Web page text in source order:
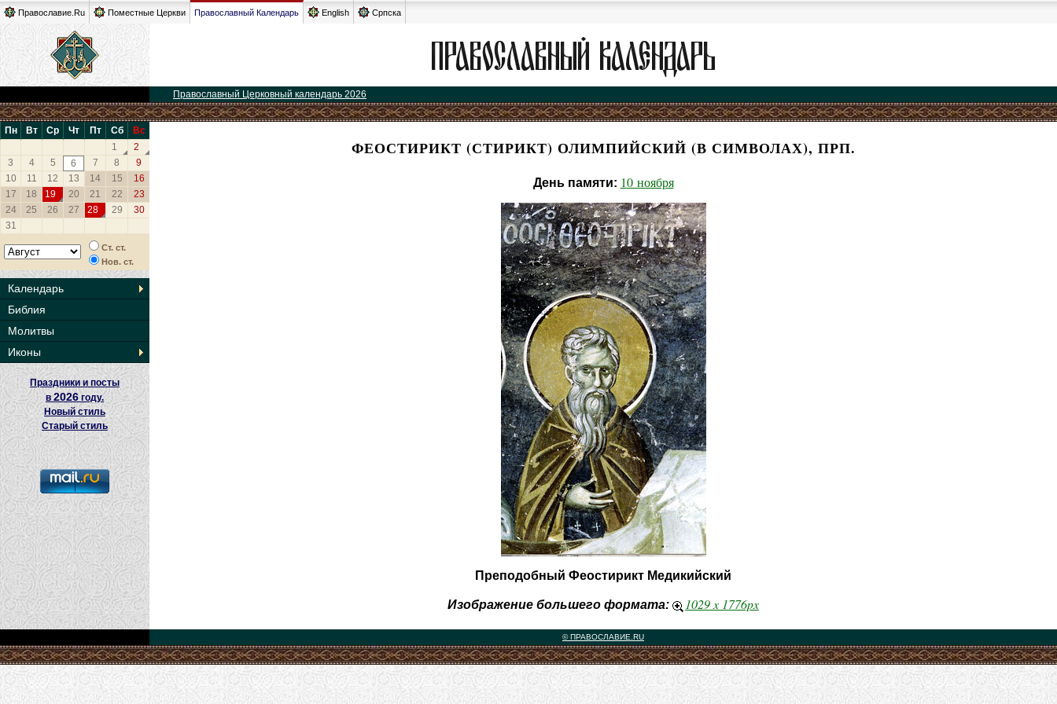
Православие.Ru Поместные Церкви Православный Календарь English Српска
Православный Церковный календарь 2026
Пн Вт Ср Чт Пт Сб
Вс
1
2
3
4 5 6 7 8
9
10
11 12 13 14 15
16
17
18 19 20 21 22
23
24
25 26 27 28 29
30
31
Ст. ст.
Нов. ст.
Календарь
Библия
Молитвы
Иконы
Праздники и посты
в2026 году.
Новый стиль
Старый стиль
ФЕОСТИРИКТ (СТИРИКТ) ОЛИМПИЙСКИЙ (В СИМВОЛАХ), ПРП.
День памяти: 10 ноября
Преподобный Феостирикт Медикийский
Изображение большего формата: 1029 x 1776px
© ПРАВОСЛАВИЕ.RU